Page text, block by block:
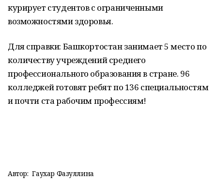
курирует студентов с ограниченными
возможностями здоровья.
Для справки: Башкортостан занимает 5 место по
количеству учреждений среднего
профессионального образования в стране. 96
колледжей готовят ребят по 136 специальностям
и почти ста рабочим профессиям!
Автор: Гаухар Фазуллина